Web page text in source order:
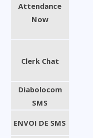
Attendance
Now
Clerk Chat
Diabolocom
SMS
ENVOI DE SMS